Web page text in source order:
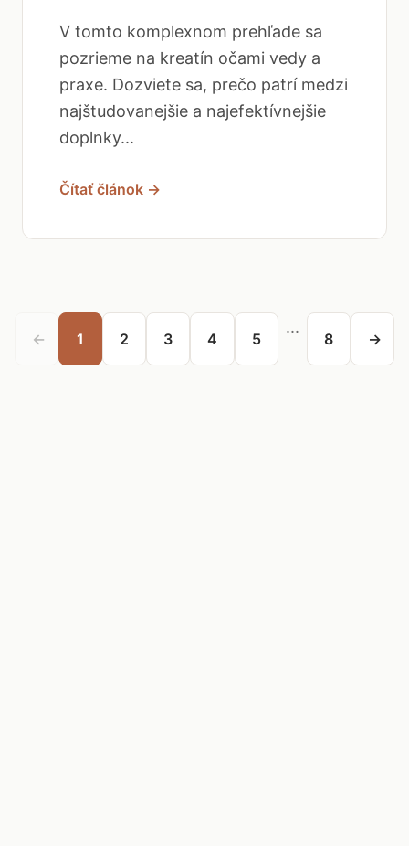
V tomto komplexnom prehľade sa
pozrieme na kreatín očami vedy a
praxe. Dozviete sa, prečo patrí medzi
najštudovanejšie a najefektívnejšie
doplnky...
Čítať článok →
← 1 2 3 4 5
...
8 →